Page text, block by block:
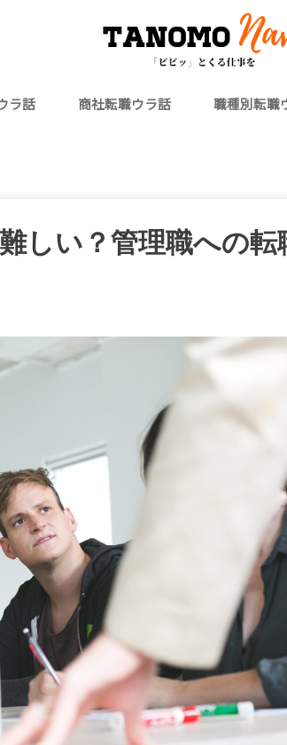
ラ話 商社転職ウラ話 職種別転職
しい？管理職への転